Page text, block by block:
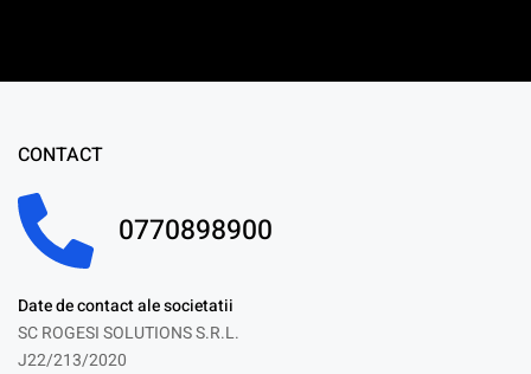
CONTACT
0770898900
Date de contact ale societatii
SC ROGESI SOLUTIONS S.R.L.
J22/213/2020